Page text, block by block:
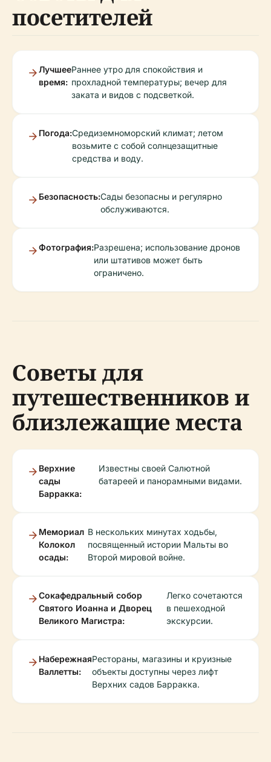
посетителей
Лучшее
время:
Раннее утро для спокойствия и
прохладной температуры; вечер для
заката и видов с подсветкой.
Погода:Средиземноморский климат; летом
возьмите с собой солнцезащитные
средства и воду.
Безопасность:Сады безопасны и регулярно
обслуживаются.
Фотография:Разрешена; использование дронов
или штативов может быть
ограничено.
Советы для
путешественников и
близлежащие места
Верхние
сады
Барракка:
Известны своей Салютной
батареей и панорамными видами.
Мемориал
Колокол
осады:
В нескольких минутах ходьбы,
посвященный истории Мальты во
Второй мировой войне.
Сокафедральный собор
Святого Иоанна и Дворец
Великого Магистра:
Легко сочетаются
в пешеходной
экскурсии.
Набережная
Валлетты:
Рестораны, магазины и круизные
объекты доступны через лифт
Верхних садов Барракка.